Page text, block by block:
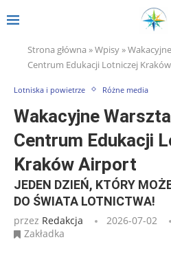
Strona główna »Wpisy»
Centrum Edukacji Lotniczej
Lotniska i powietrze Różne media
Wakacyjne
Centrum Edukacji
Kraków Airport
JEDEN DZIEŃ, KTÓRY
DO ŚWIATA LOTNICTWA!
przez Redakcja 2026-07-02
Zakładka